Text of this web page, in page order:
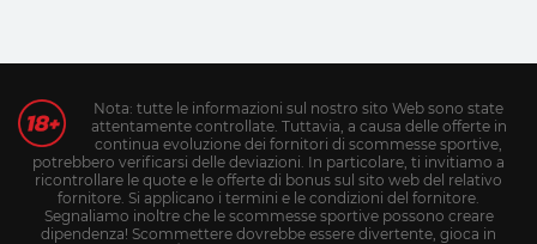
Nota: tutte le informazioni sul nostro sito Web sono state
attentamente controllate. Tuttavia, a causa delle offerte in
continua evoluzione dei fornitori di scommesse sportive,
potrebbero verificarsi delle deviazioni. In particolare, ti invitiamo a
ricontrollare le quote e le offerte di bonus sul sito web del relativo
fornitore. Si applicano i termini e le condizioni del fornitore.
Segnaliamo inoltre che le scommesse sportive possono creare
dipendenza! Scommettere dovrebbe essere divertente, gioca in